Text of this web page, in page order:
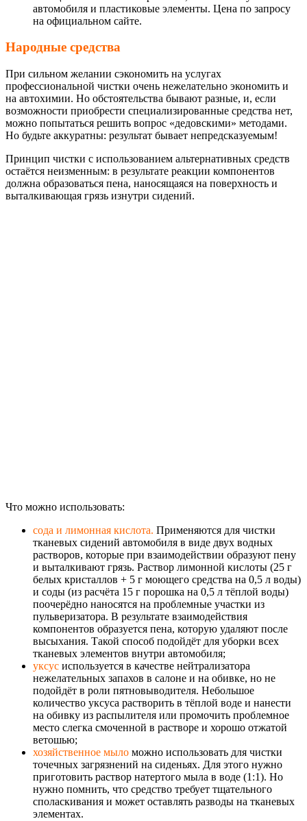
автомобиля и пластиковые элементы. Цена по запросу
на официальном сайте.
Народные средства
При сильном желании сэкономить на услугах
профессиональной чистки очень нежелательно экономить и
на автохимии. Но обстоятельства бывают разные, и, если
возможности приобрести специализированные средства нет,
можно попытаться решить вопрос «дедовскими» методами.
Но будьте аккуратны: результат бывает непредсказуемым!
Принцип чистки с использованием альтернативных средств
остаётся неизменным: в результате реакции компонентов
должна образоваться пена, наносящаяся на поверхность и
выталкивающая грязь изнутри сидений.
Что можно использовать:
сода и лимонная кислота. Применяются для чистки
тканевых сидений автомобиля в виде двух водных
растворов, которые при взаимодействии образуют пену
и выталкивают грязь. Раствор лимонной кислоты (25 г
белых кристаллов + 5 г моющего средства на 0,5 л воды)
и соды (из расчёта 15 г порошка на 0,5 л тёплой воды)
поочерёдно наносятся на проблемные участки из
пульверизатора. В результате взаимодействия
компонентов образуется пена, которую удаляют после
высыхания. Такой способ подойдёт для уборки всех
тканевых элементов внутри автомобиля;
уксус используется в качестве нейтрализатора
нежелательных запахов в салоне и на обивке, но не
подойдёт в роли пятновыводителя. Небольшое
количество уксуса растворить в тёплой воде и нанести
на обивку из распылителя или промочить проблемное
место слегка смоченной в растворе и хорошо отжатой
ветошью;
хозяйственное мыло можно использовать для чистки
точечных загрязнений на сиденьях. Для этого нужно
приготовить раствор натертого мыла в воде (1:1). Но
нужно помнить, что средство требует тщательного
споласкивания и может оставлять разводы на тканевых
элементах.